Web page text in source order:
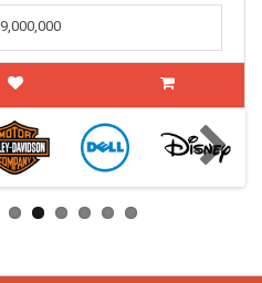
9,000,000تومان